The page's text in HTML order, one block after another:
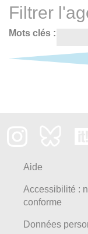
Filtrer
Mots clés :
Aide
Accessibilité :
conforme
Données